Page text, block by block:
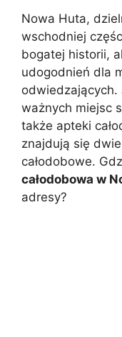
Nowa Huta,
wschodniej
bogatej historii,
udogodnień dla
odwiedzających.
ważnych miejsc
także apteki
znajdują się
całodobowe.
całodobowa w
adresy?